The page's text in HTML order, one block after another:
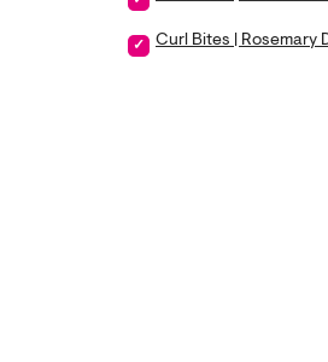
Select Curl Bites |
Curl Bites | Rosemary